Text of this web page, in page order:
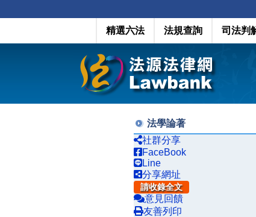
精選六法 法規查詢 司法判
法學論著
社群分享
FaceBook
Line
分享網址
請收錄全文
意見回饋
友善列印